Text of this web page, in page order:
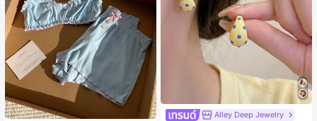
Alley Deep Jewelry
#1 ขายดี ใน โบโฮ ต่างหูผู้หญิง